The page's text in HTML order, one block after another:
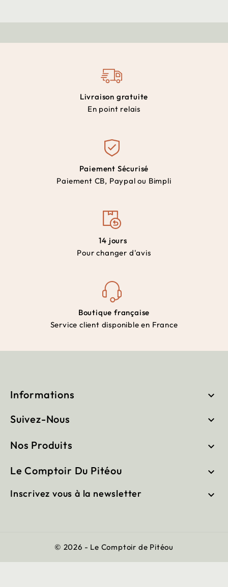
Livraison gratuite
En point relais
Paiement Sécurisé
Paiement CB, Paypal ou Bimpli
14 jours
Pour changer d'avis
Boutique française
Service client disponible en France
Informations 
Suivez-Nous 
Nos Produits 
Le Comptoir Du Pitéou 
Inscrivez vous à la newsletter 
© 2026 - Le Comptoir de Pitéou